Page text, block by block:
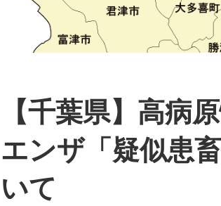
【千葉県】高病
エンザ「疑似患
いて